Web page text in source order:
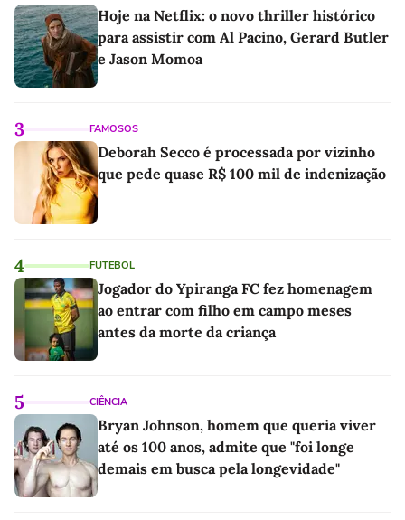
Hoje na Netflix: o novo thriller histórico
para assistir com Al Pacino, Gerard Butler
e Jason Momoa
3 FAMOSOS
Deborah Secco é processada por vizinho
que pede quase R$ 100 mil de indenização
4 FUTEBOL
Jogador do Ypiranga FC fez homenagem
ao entrar com filho em campo meses
antes da morte da criança
5 CIÊNCIA
Bryan Johnson, homem que queria viver
até os 100 anos, admite que "foi longe
demais em busca pela longevidade"